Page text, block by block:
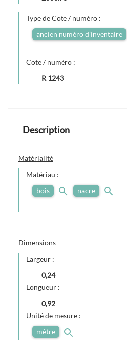
Type de Cote / numéro :
ancien numéro d’inventaire
Cote / numéro :
R 1243
Description
Matérialité
Matériau :
bois
nacre
Dimensions
Largeur :
0,24
Longueur :
0,92
Unité de mesure :
mètre